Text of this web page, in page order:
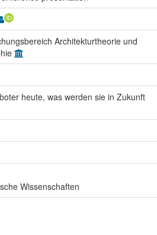
Architekturtheorie und
heute, was werden sie in Zukunft
Wissenschaften